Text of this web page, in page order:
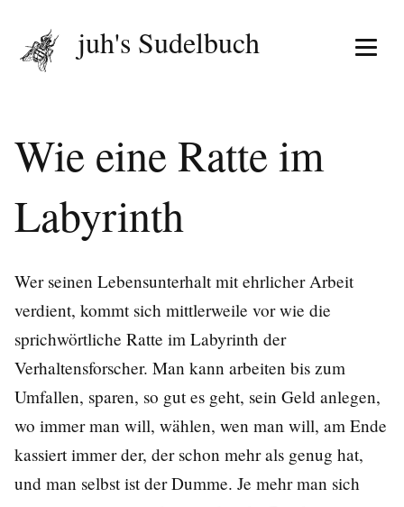
Menü
juh's Sudelbuch
Wie eine Ratte im
Labyrinth
Wer seinen Lebensunterhalt mit ehrlicher Arbeit
verdient, kommt sich mittlerweile vor wie die
sprichwörtliche Ratte im Labyrinth der
Verhaltensforscher. Man kann arbeiten bis zum
Umfallen, sparen, so gut es geht, sein Geld anlegen,
wo immer man will, wählen, wen man will, am Ende
kassiert immer der, der schon mehr als genug hat,
und man selbst ist der Dumme. Je mehr man sich